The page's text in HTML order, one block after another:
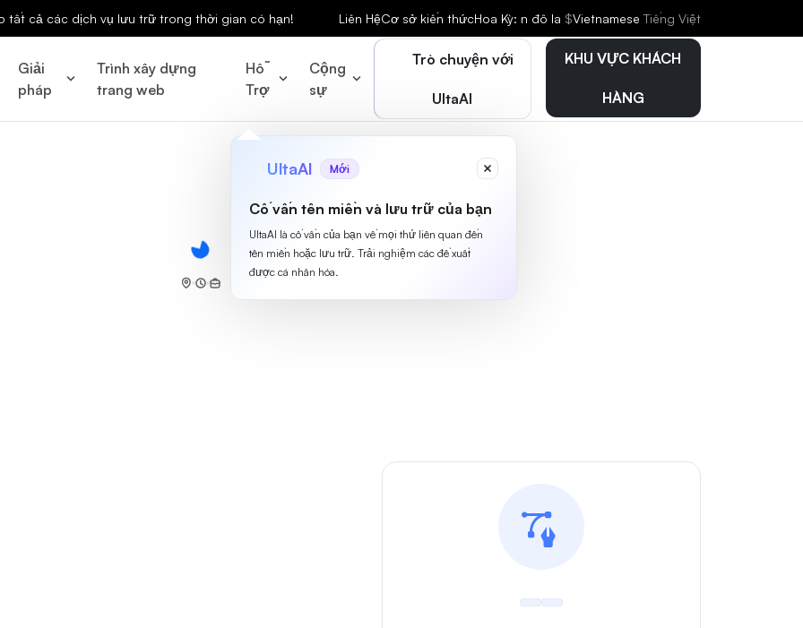
tất cả các dịch vụ lưu trữ trong thời gian có hạn! Liên HệCơ sở kiến thứcHoa Kỳ: n đô la $Vietnamese Tiếng Việt
Giải
pháp
Trình xây dựng
trang web
Hỗ
Trợ
Cộng
sự
Trò chuyện với
UltaAI
UltaAI Mới
Cố vấn tên miền và lưu trữ của bạn
UltaAI là cố vấn của bạn về mọi thứ liên quan đến
tên miền hoặc lưu trữ. Trải nghiệm các đề xuất
được cá nhân hóa.
KHU VỰC KHÁCH
HÀNG